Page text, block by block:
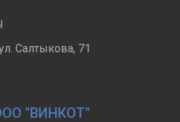
Салтыкова, 71
"ВИНКОТ"